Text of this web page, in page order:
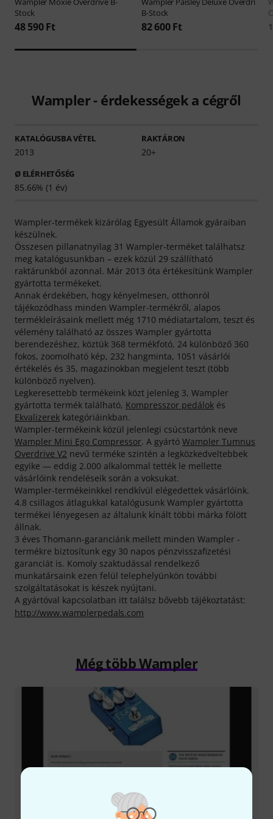
Stock
48 590 Ft
B-Stock
82 600 Ft
Wampler - érdekességek a cégről
KATALÓGUSBA VÉTEL
2013
RAKTÁRON
20+
Ø ELÉRHETŐSÉG
85.66% (1 év)
Wampler-termékek kizárólag Egyesült Államok gyáraiban
készülnek.
Összesen pillanatnyilag 31 Wampler-terméket találhatsz
meg katalógusunkban – ezek közül 29 szállítható
raktárunkból azonnal. Már 2013 óta értékesítünk Wampler
gyártotta termékeket.
Annak érdekében, hogy kényelmesen, otthonról
tájékozódhass minden Wampler-termékről, alapos
termékleírásaink mellett még 1710 médiatartalom, teszt és
vélemény található az összes Wampler gyártotta
berendezéshez, köztük 368 termékfotó, 24 különböző 360
fokos, zoomolható kép, 232 hangminta, 1051 vásárlói
értékelés és 35, magazinokban megjelent teszt (több
különböző nyelven).
Legkeresettebb termékeink közt jelenleg 3, Wampler
gyártotta termék található, Kompresszor pedálok és
Ekvalizerek kategóriáinkban.
Wampler-termékeink közül jelenlegi csúcstartónk neve
Wampler Mini Ego Compressor. A gyártó Wampler Tumnus
Overdrive V2 nevű terméke szintén a legközkedveltebbek
egyike — eddig 2.000 alkalommal tették le mellette
vásárlóink rendeléseik során a voksukat.
Wampler-termékeinkkel rendkívül elégedettek vásárlóink.
4.8 csillagos átlagukkal katalógusunk Wampler gyártotta
termékei lényegesen az általunk kínált többi márka fölött
állnak.
3 éves Thomann-garanciánk mellett minden Wampler -
termékre biztosítunk egy 30 napos pénzvisszafizetési
garanciát is. Komoly szaktudással rendelkező
munkatársaink ezen felül telephelyünkön további
szolgáltatásokat is készek nyújtani.
A gyártóval kapcsolatban itt találsz bővebb tájékoztatást:
http://www.wamplerpedals.com
Még több Wampler